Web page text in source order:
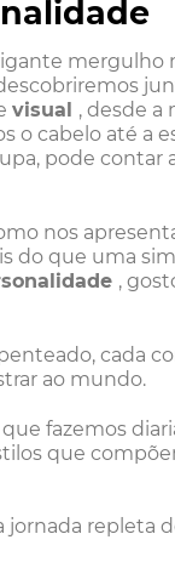
mergulho
visual , desde a
o cabelo até a
pode contar
nos
do que uma
,
cada
ao mundo.
fazemos
que
repleta